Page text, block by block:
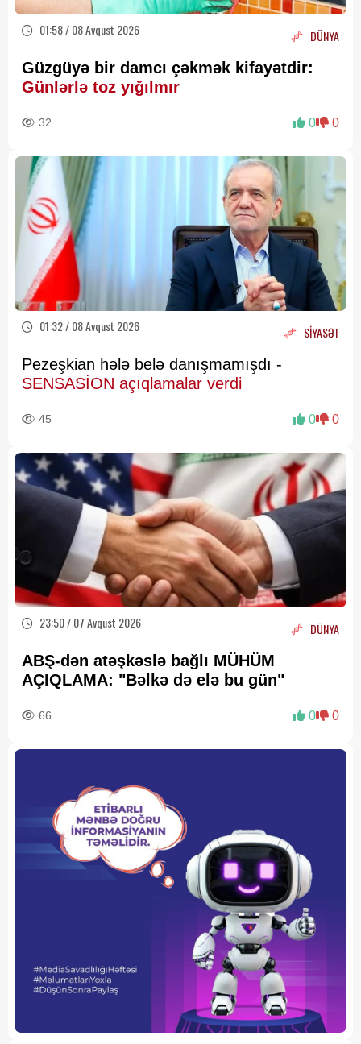
01:58 / 08 Avqust 2026 DÜNYA
Güzgüyə bir damcı çəkmək kifayətdir:
Günlərlə toz yığılmır
32 0 0
01:32 / 08 Avqust 2026 SİYASƏT
Pezeşkian hələ belə danışmamışdı -
SENSASİON açıqlamalar verdi
45 0 0
23:50 / 07 Avqust 2026 DÜNYA
ABŞ-dən atəşkəslə bağlı MÜHÜM
AÇIQLAMA: "Bəlkə də elə bu gün"
66 0 0